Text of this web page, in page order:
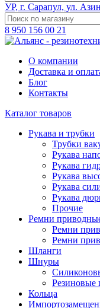
УР, г. Сарапул, ул.
8 950 156 00 21
О компании
Доставка и
Блог
Контакты
Каталог товаров
Рукава и трубки
Трубки
Рукава
Рукава
Рукава
Рукава
Рукава
Прочие
Ремни
Ремни
Ремни
Шланги
Шнуры
Кольца